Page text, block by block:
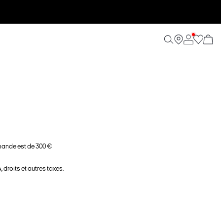
est de 300 €
droits et autres taxes.